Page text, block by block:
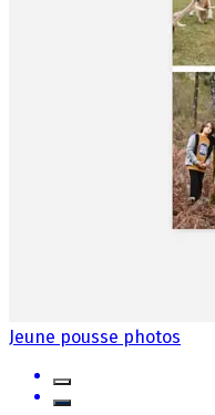
Jeune pousse photos